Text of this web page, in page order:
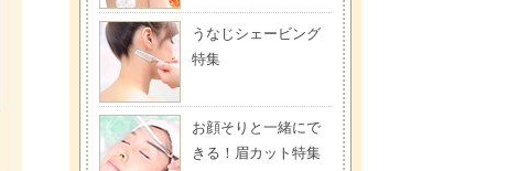
うなじシェービング
特集
お顔そりと一緒にで
きる！眉カット特集